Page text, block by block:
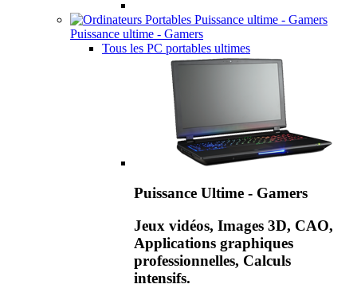
Puissance ultime - Gamers
Tous les PC portables ultimes
Puissance Ultime - Gamers
Jeux vidéos, Images 3D, CAO,
Applications graphiques
professionnelles, Calculs
intensifs.